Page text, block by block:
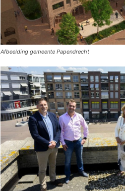
Afbeelding gemeente Papendrecht